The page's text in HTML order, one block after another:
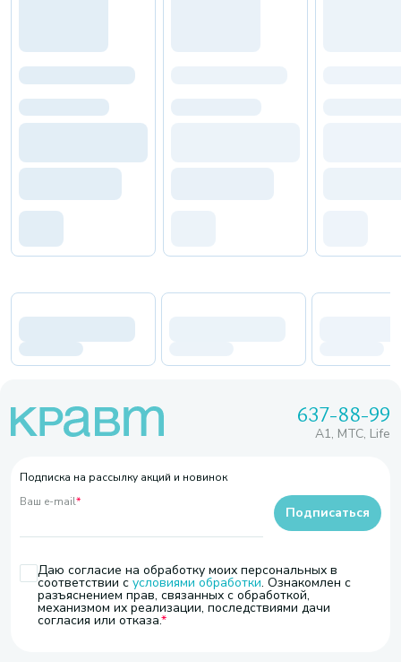
637-88-99
A1, МТС, Life
Подписка на рассылку акций и новинок
Ваш e-mail*
Даю согласие на обработку моих персональных в
соответствии с условиями обработки. Ознакомлен с
разъяснением прав, связанных с обработкой,
механизмом их реализации, последствиями дачи
согласия или отказа.
Подписаться